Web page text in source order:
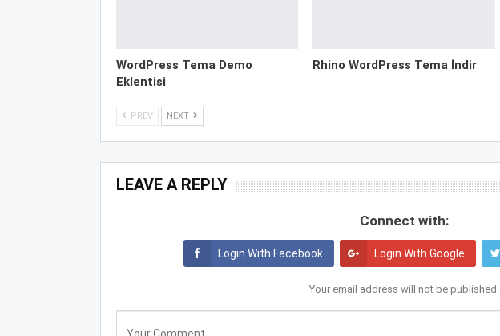
WordPress Tema Demo
Eklentisi
Rhino WordPress Tema İndir
PREV NEXT
LEAVE A REPLY
Connect with:
Login With Facebook Login With Google
Your email address will not be published.